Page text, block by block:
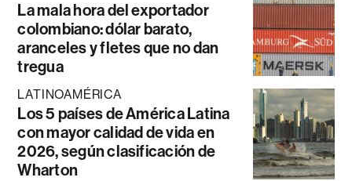
La mala hora del exportador
colombiano: dólar barato,
aranceles y fletes que no dan
tregua
LATINOAMÉRICA
Los 5 países de América Latina
con mayor calidad de vida en
2026, según clasificación de
Wharton